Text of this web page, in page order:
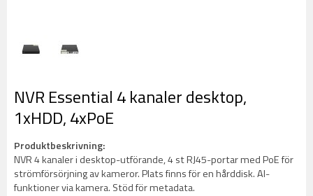
NVR Essential 4 kanaler desktop,
1xHDD, 4xPoE
Produktbeskrivning:
NVR 4 kanaler i desktop-utförande, 4 st RJ45-portar med PoE för
strömförsörjning av kameror. Plats finns för en hårddisk. AI-
funktioner via kamera. Stöd för metadata.